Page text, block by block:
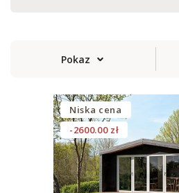
Pokaz
Niska cena
-2600.00 zł